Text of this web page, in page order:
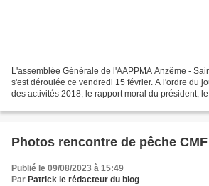
L'assemblée Générale de l'AAPPMA Anzême -
s'est déroulée ce vendredi 15 février. A l'ordre du
des activités 2018, le rapport moral du président,
Photos rencontre de pêche
Publié le 09/08/2023 à 15:49
Par Patrick le rédacteur du blog